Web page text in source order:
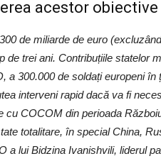
acestor
de miliarde de euro
de trei ani. Contribuțiile statelor
300.000 de soldați europeni
interveni rapid dacă va fi
COCOM din perioada
totalitare, în special China,
a lui Bidzina Ivanishvili, liderul